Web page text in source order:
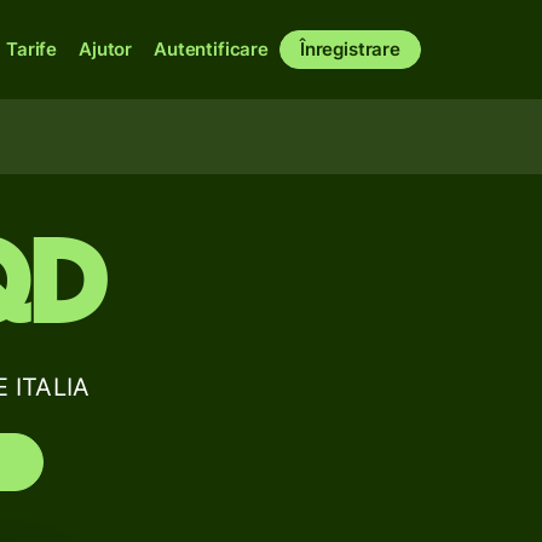
Tarife Ajutor Autentificare Înregistrare
ITALIA